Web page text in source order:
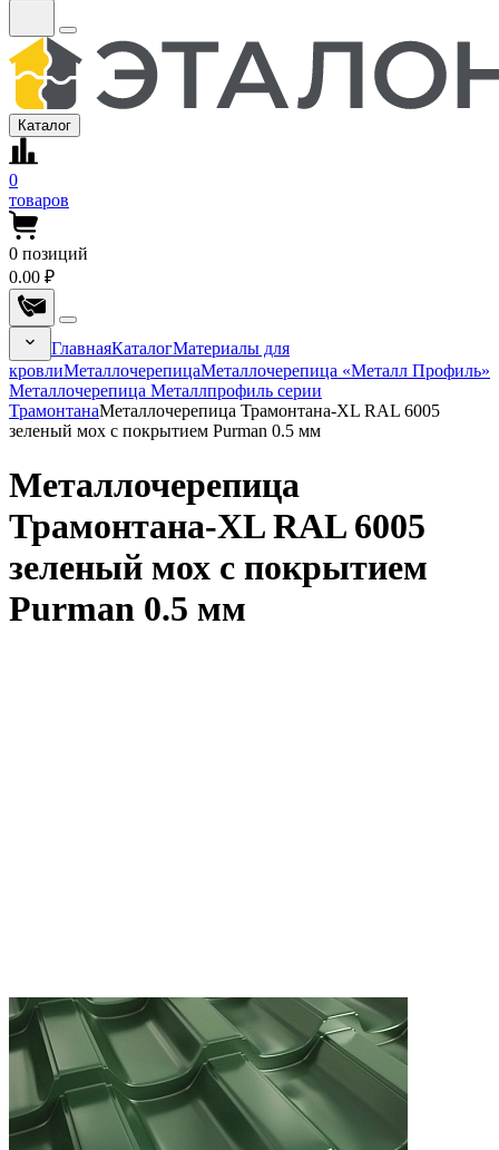
Каталог
0
товаров
0 позиций
0.00 ₽
ГлавнаяКаталогМатериалы для
кровлиМеталлочерепицаМеталлочерепица «Металл Профиль»
Металлочерепица Металлпрофиль серии
ТрамонтанаМеталлочерепица Трамонтана-XL RAL 6005
зеленый мох с покрытием Purman 0.5 мм
Металлочерепица
Трамонтана-XL RAL 6005
зеленый мох с покрытием
Purman 0.5 мм